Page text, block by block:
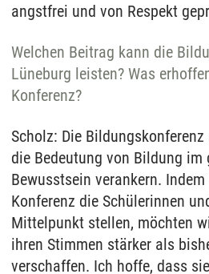
angstfrei und von Respekt
Welchen Beitrag kann die
Lüneburg leisten? Was
Konferenz?
Scholz: Die
die Bedeutung von Bildung
Bewusstsein verankern.
Konferenz die Schülerinnen
Mittelpunkt stellen, möchten
ihren Stimmen stärker als
verschaffen. Ich hoffe, dass